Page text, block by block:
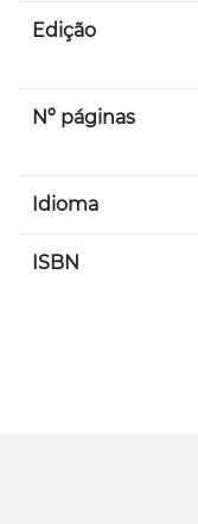
Edição
Nº páginas
Idioma
ISBN